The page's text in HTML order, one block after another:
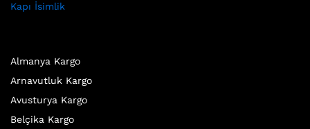
Kapı İsimlik
Almanya Kargo
Arnavutluk Kargo
Avusturya Kargo
Belçika Kargo